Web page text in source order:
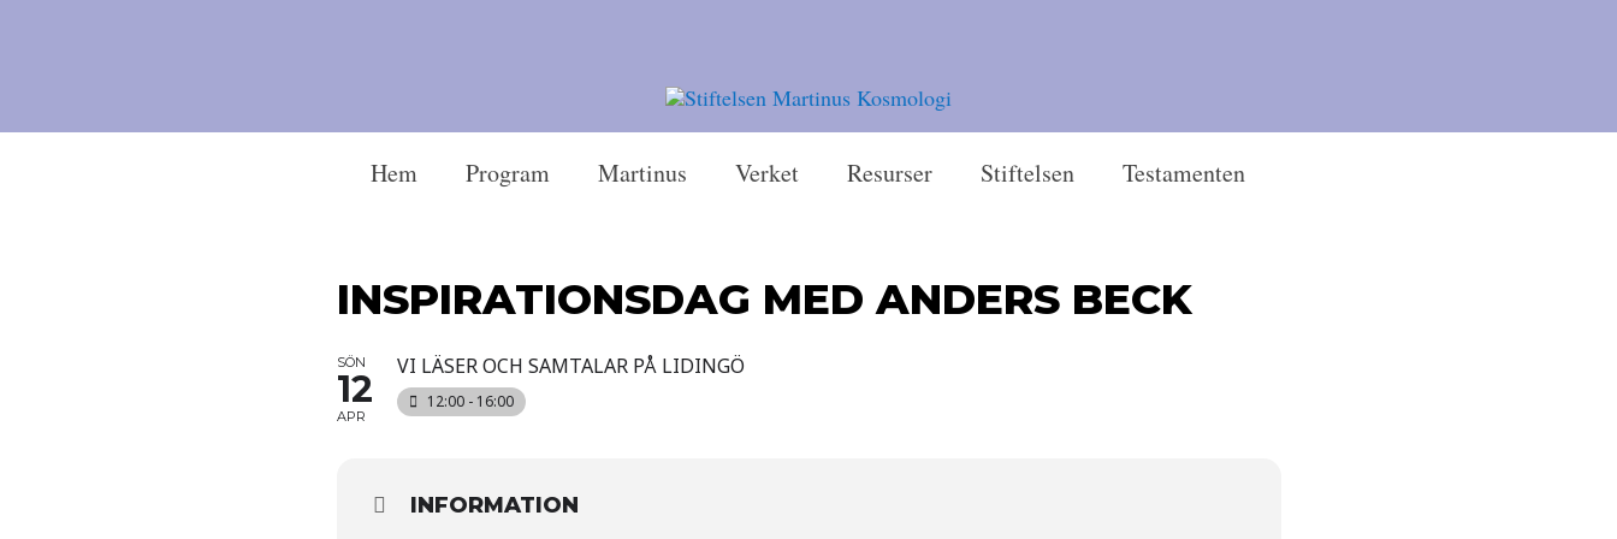
Hem Program Martinus Verket Resurser Stiftelsen Testamenten
INSPIRATIONSDAG MED ANDERS BECK
SÖN
12
APR
VI LÄSER OCH SAMTALAR PÅ LIDINGÖ
12:00 - 16:00
INFORMATION